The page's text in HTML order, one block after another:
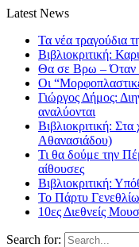
Latest News
Τα νέα τραγούδια
Βιβλιοκριτική:
Θα σε Βρω – Όταν
Οι
Γιώργος Δήμος:
αναλύονται
Βιβλιοκριτική:
Αθανασιάδου)
Τι θα δούμε την
αίθουσες
Βιβλιοκριτική:
Το Πάρτυ
10ες Διεθνείς
Search for: